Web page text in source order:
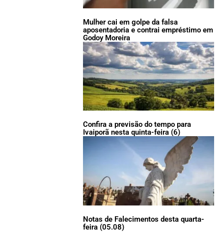
Mulher cai em golpe da falsa
aposentadoria e contrai empréstimo em
Godoy Moreira
Confira a previsão do tempo para
Ivaiporã nesta quinta-feira (6)
Notas de Falecimentos desta quarta-
feira (05.08)